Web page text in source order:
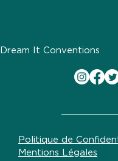
Dream It Conventions
Politique de
Mentions Légales